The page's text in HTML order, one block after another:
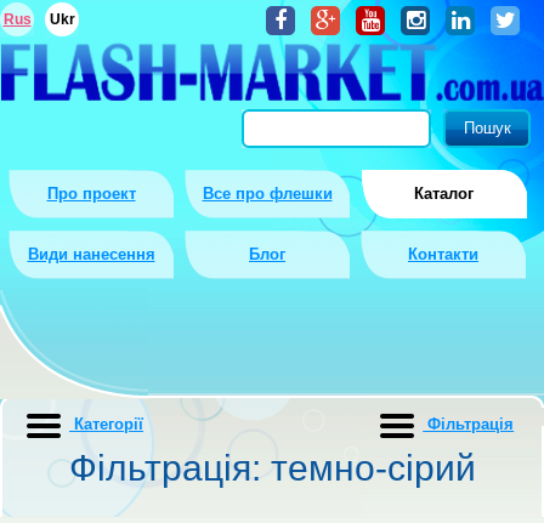
Про проект Все про флешки Каталог
Види нанесення Блог Контакти
Rus Ukr
Фiльтрацiя: темно-сірий
Категорії Фiльтрацiя